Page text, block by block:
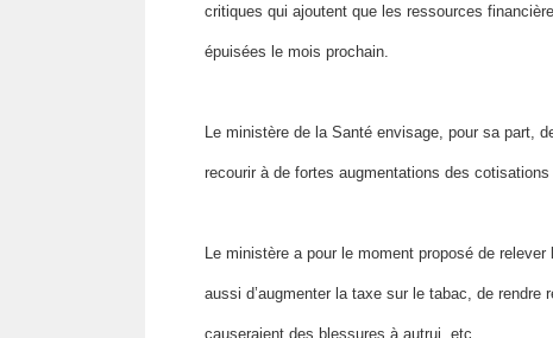
critiques qui ajoutent que les ressources
épuisées le mois prochain.
Le ministère de la Santé envisage, pour sa part,
recourir à de fortes augmentations des
Le ministère a pour le moment proposé de
aussi d’augmenter la taxe sur le tabac, de
causeraient des blessures à autrui, etc.